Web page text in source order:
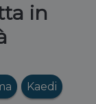
in
Kaedi